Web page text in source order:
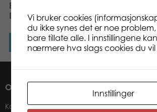
Bex Sport Gamesson
Beast Steeltip Darts 20gr
Les mer
dartboard
OM OSS
Kontakter
Vi bruker cookies
du ikke synes det er noe
bare tillate alle. I innstillingene
nærmere hva slags cookies du vil
Innstillinger